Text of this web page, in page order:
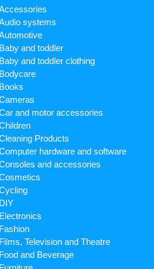
systems
Baby and toddler
Baby and toddler clothing
Bodycare
Books
and motor accessories
Products
hardware and software
and accessories
DIY
Electronics
Fashion
Films, Television and Theatre
Food and Beverage